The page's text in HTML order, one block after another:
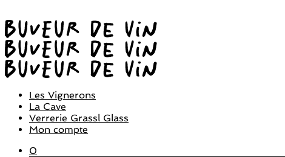
Les Vignerons
La Cave
Verrerie Grassl Glass
Mon compte
0